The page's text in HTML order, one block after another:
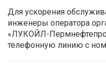
Для ускорения
инженеры оператора
«ЛУКОЙЛ-
телефонную линию с